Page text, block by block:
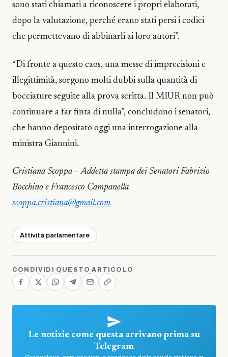
sono stati chiamati a riconoscere i propri elaborati,
dopo la valutazione, perché erano stati persi i codici
che permettevano di abbinarli ai loro autori”.
“Di fronte a questo caos, una messe di imprecisioni e
illegittimità, sorgono molti dubbi sulla quantità di
bocciature seguite alla prova scritta. Il MIUR non può
continuare a far finta di nulla”, concludono i senatori,
che hanno depositato oggi una interrogazione alla
ministra Giannini.
Cristiana Scoppa – Addetta stampa dei Senatori Fabrizio
Bocchino e Francesco Campanella
scoppa.cristiana@gmail.com
Attività parlamentare
CONDIVIDI QUESTO ARTICOLO
Le notizie come questa arrivano prima su
Telegram